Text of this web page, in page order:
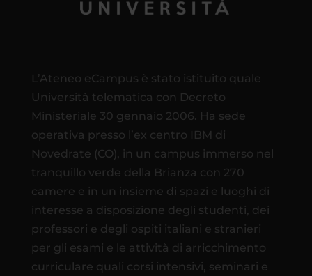
L’Ateneo eCampus è stato istituito quale
Università telematica con Decreto
Ministeriale 30 gennaio 2006. Ha sede
operativa presso l’ex centro IBM di
Novedrate (CO), in un campus immerso nel
tranquillo verde della Brianza con 270
camere e in un insieme di spazi e luoghi di
interesse a disposizione degli studenti, dei
professori e degli ospiti italiani e stranieri
per gli esami e le attività di arricchimento
curriculare quali corsi intensivi, seminari e